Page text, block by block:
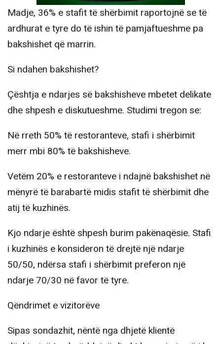
Madje, 36% e stafit të shërbimit raportojnë se të
ardhurat e tyre do të ishin të pamjaftueshme pa
bakshishet që marrin.
Si ndahen bakshishet?
Çështja e ndarjes së bakshisheve mbetet delikate
dhe shpesh e diskutueshme. Studimi tregon se:
Në rreth 50% të restoranteve, stafi i shërbimit
merr mbi 80% të bakshisheve.
Vetëm 20% e restoranteve i ndajnë bakshishet në
mënyrë të barabartë midis stafit të shërbimit dhe
atij të kuzhinës.
Kjo ndarje është shpesh burim pakënaqësie. Stafi
i kuzhinës e konsideron të drejtë një ndarje
50/50, ndërsa stafi i shërbimit preferon një
ndarje 70/30 në favor të tyre.
Qëndrimet e vizitorëve
Sipas sondazhit, nëntë nga dhjetë klientë